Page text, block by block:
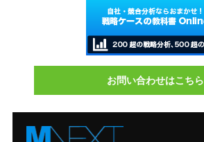
お問い合わせはこちら